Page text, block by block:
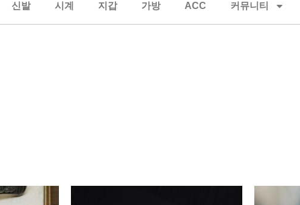
신발 시계 지갑 가방 ACC 커뮤니티